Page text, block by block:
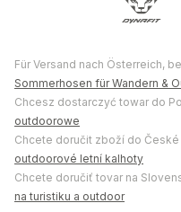
Für Versand nach Österreich,
Sommerhosen für Wandern &
Chcesz dostarczyć towar do
outdoorowe
Chcete doručit zboží do
outdoorové letní kalhoty
Chcete doručiť tovar na
na turistiku a outdoor